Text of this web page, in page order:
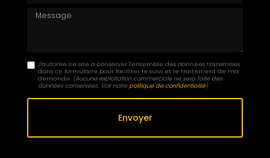
Message
J'autorise ce site à conserver l'ensemble des données transmises
dans ce formulaire pour faciliter le suivi et le traitement de ma
demande. (Aucune exploitation commerciale ne sera faite des
données conservées. Voir notrepolitique de confidentialité)